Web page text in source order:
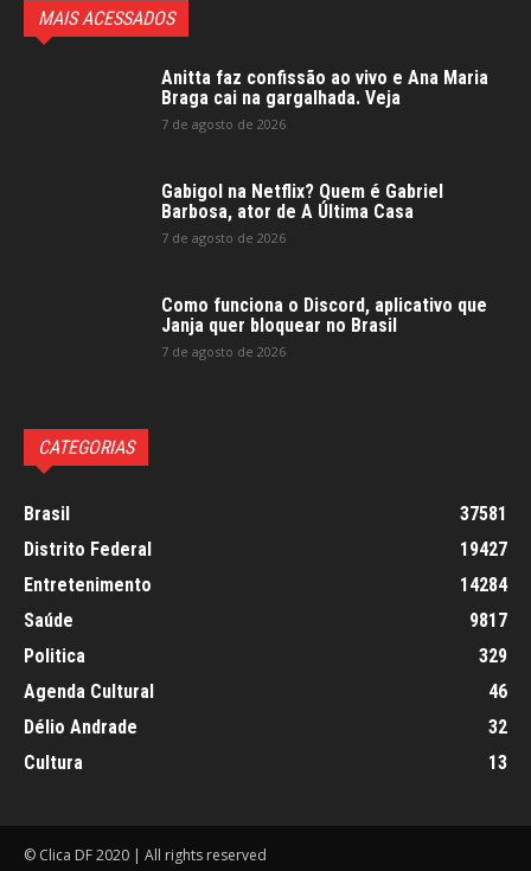
MAIS ACESSADOS
Anitta faz confissão ao vivo e Ana Maria
Braga cai na gargalhada. Veja
7 de agosto de 2026
Gabigol na Netflix? Quem é Gabriel
Barbosa, ator de A Última Casa
7 de agosto de 2026
Como funciona o Discord, aplicativo que
Janja quer bloquear no Brasil
7 de agosto de 2026
CATEGORIAS
Brasil
37581
Distrito Federal
19427
Entretenimento
14284
Saúde
9817
Politica
329
Agenda Cultural
46
Délio Andrade
32
Cultura
13
© Clica DF 2020 | All rights reserved